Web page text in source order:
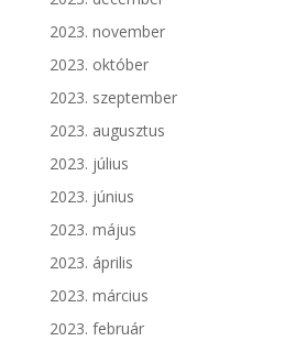
2023. november
2023. október
2023. szeptember
2023. augusztus
2023. július
2023. június
2023. május
2023. április
2023. március
2023. február